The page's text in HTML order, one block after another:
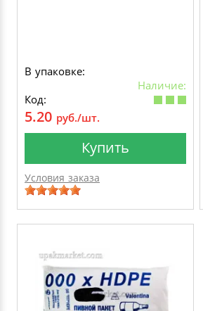
В упаковке:
Наличие:
Код:
5.20 руб./шт.
Купить
Условия заказа